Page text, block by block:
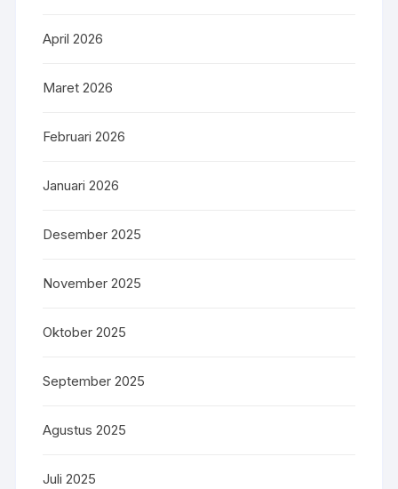
April 2026
Maret 2026
Februari 2026
Januari 2026
Desember 2025
November 2025
Oktober 2025
September 2025
Agustus 2025
Juli 2025